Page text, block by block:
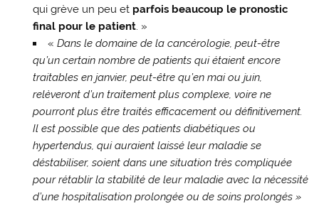
qui grève un peu et parfois beaucoup le pronostic
final pour le patient. »
« Dans le domaine de la cancérologie, peut-être
qu’un certain nombre de patients qui étaient encore
traitables en janvier, peut-être qu’en mai ou juin,
relèveront d’un traitement plus complexe, voire ne
pourront plus être traités efficacement ou définitivement.
Il est possible que des patients diabétiques ou
hypertendus, qui auraient laissé leur maladie se
déstabiliser, soient dans une situation très compliquée
pour rétablir la stabilité de leur maladie avec la nécessité
d’une hospitalisation prolongée ou de soins prolongés »